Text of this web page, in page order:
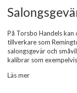
På Torsbo Handels
tillverkare som
salongsgevär och
kalibrar som
Många jägare och
Läs mer